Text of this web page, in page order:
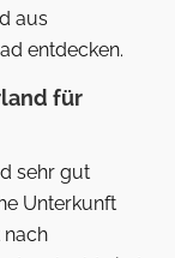
aus
entdecken.
für
sehr gut
Unterkunft
nach